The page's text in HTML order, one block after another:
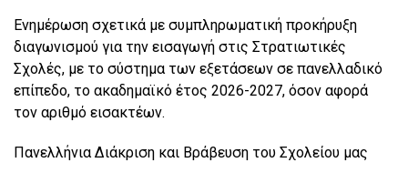
Ενημέρωση σχετικά με συμπληρωματική προκήρυξη
διαγωνισμού για την εισαγωγή στις Στρατιωτικές
Σχολές, με το σύστημα των εξετάσεων σε πανελλαδικό
επίπεδο, το ακαδημαϊκό έτος 2026-2027, όσον αφορά
τον αριθμό εισακτέων.
Πανελλήνια Διάκριση και Βράβευση του Σχολείου μας